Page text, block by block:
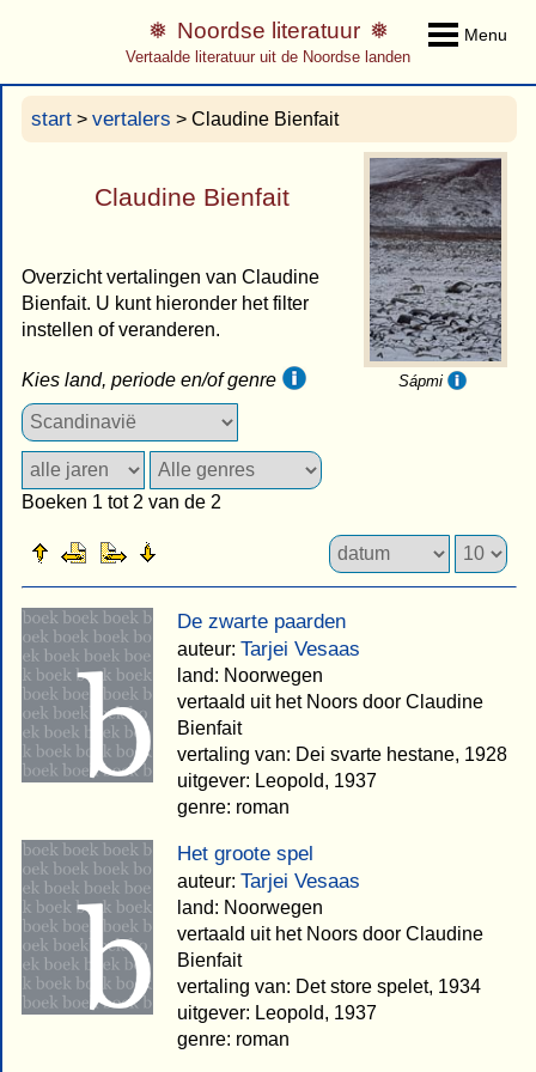
Menu
Noordse literatuur
Vertaalde literatuur uit de Noordse landen
start > vertalers > Claudine Bienfait
Sápmi
Claudine Bienfait
Overzicht vertalingen van Claudine
Bienfait. U kunt hieronder het filter
instellen of veranderen.
Kies land, periode en/of genre
Boeken 1 tot 2 van de 2
De zwarte paarden
auteur: Tarjei Vesaas
land: Noorwegen
vertaald uit het Noors door Claudine
Bienfait
vertaling van: Dei svarte hestane, 1928
uitgever: Leopold, 1937
genre: roman
Het groote spel
auteur: Tarjei Vesaas
land: Noorwegen
vertaald uit het Noors door Claudine
Bienfait
vertaling van: Det store spelet, 1934
uitgever: Leopold, 1937
genre: roman